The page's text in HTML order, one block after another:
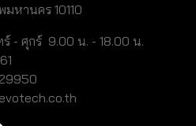
มหานคร 10110
- ศุกร์ 9.00 น. - 18.00 น.